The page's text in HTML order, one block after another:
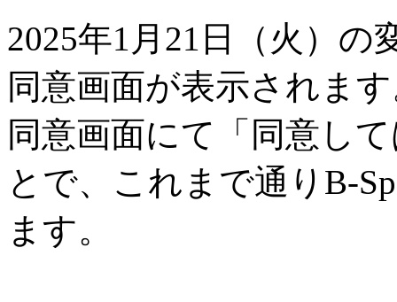
2025年1月21日（火）
同意画面が表示されま
同意画面にて「同意し
とで、これまで通りB-
ます。